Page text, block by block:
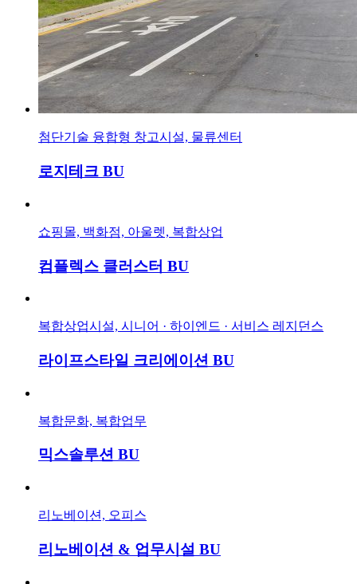
첨단기술 융합형 창고시설, 물류센터
로지테크 BU
쇼핑몰, 백화점, 아울렛, 복합상업
컴플렉스 클러스터 BU
복합상업시설, 시니어 · 하이엔드 · 서비스 레지던스
라이프스타일 크리에이션 BU
복합문화, 복합업무
믹스솔루션 BU
리노베이션, 오피스
리노베이션 & 업무시설 BU